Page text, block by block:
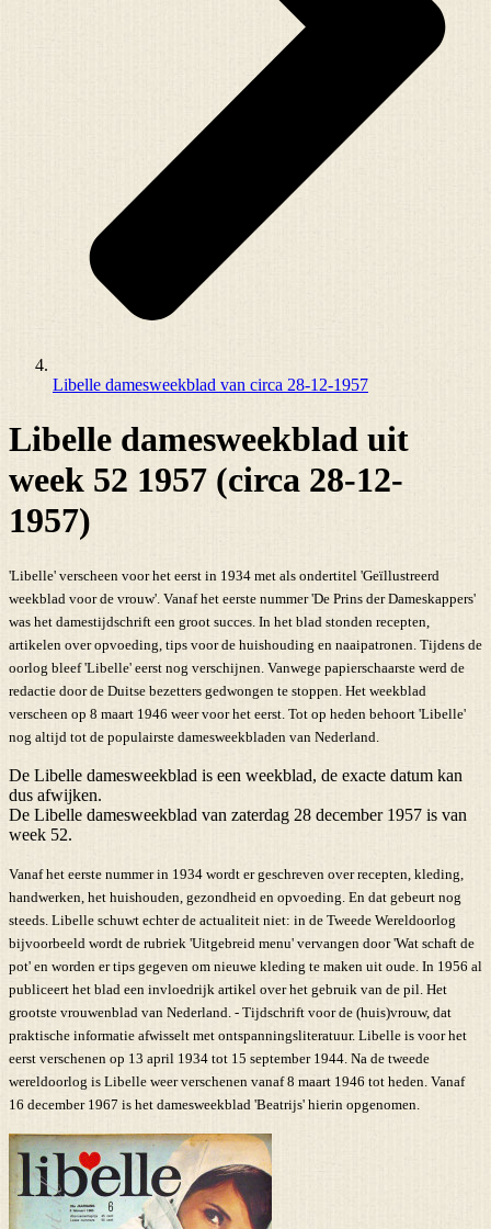
Libelle damesweekblad van circa 28-12-1957
Libelle damesweekblad uit
week 52 1957 (circa 28-12-
1957)
'Libelle' verscheen voor het eerst in 1934 met als ondertitel 'Geïllustreerd
weekblad voor de vrouw'. Vanaf het eerste nummer 'De Prins der Dameskappers'
was het damestijdschrift een groot succes. In het blad stonden recepten,
artikelen over opvoeding, tips voor de huishouding en naaipatronen. Tijdens de
oorlog bleef 'Libelle' eerst nog verschijnen. Vanwege papierschaarste werd de
redactie door de Duitse bezetters gedwongen te stoppen. Het weekblad
verscheen op 8 maart 1946 weer voor het eerst. Tot op heden behoort 'Libelle'
nog altijd tot de populairste damesweekbladen van Nederland.
De Libelle damesweekblad is een weekblad, de exacte datum kan
dus afwijken.
De Libelle damesweekblad van zaterdag 28 december 1957 is van
week 52.
Vanaf het eerste nummer in 1934 wordt er geschreven over recepten, kleding,
handwerken, het huishouden, gezondheid en opvoeding. En dat gebeurt nog
steeds. Libelle schuwt echter de actualiteit niet: in de Tweede Wereldoorlog
bijvoorbeeld wordt de rubriek 'Uitgebreid menu' vervangen door 'Wat schaft de
pot' en worden er tips gegeven om nieuwe kleding te maken uit oude. In 1956 al
publiceert het blad een invloedrijk artikel over het gebruik van de pil. Het
grootste vrouwenblad van Nederland. - Tijdschrift voor de (huis)vrouw, dat
praktische informatie afwisselt met ontspanningsliteratuur. Libelle is voor het
eerst verschenen op 13 april 1934 tot 15 september 1944. Na de tweede
wereldoorlog is Libelle weer verschenen vanaf 8 maart 1946 tot heden. Vanaf
16 december 1967 is het damesweekblad 'Beatrijs' hierin opgenomen.